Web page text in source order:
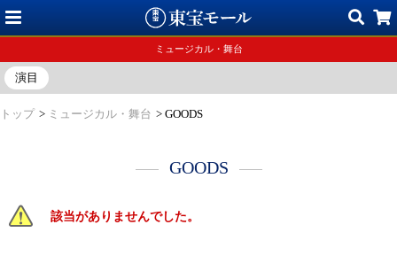
ミュージカル・舞台
演目
トップ > ミュージカル・舞台 > GOODS
GOODS
該当がありませんでした。